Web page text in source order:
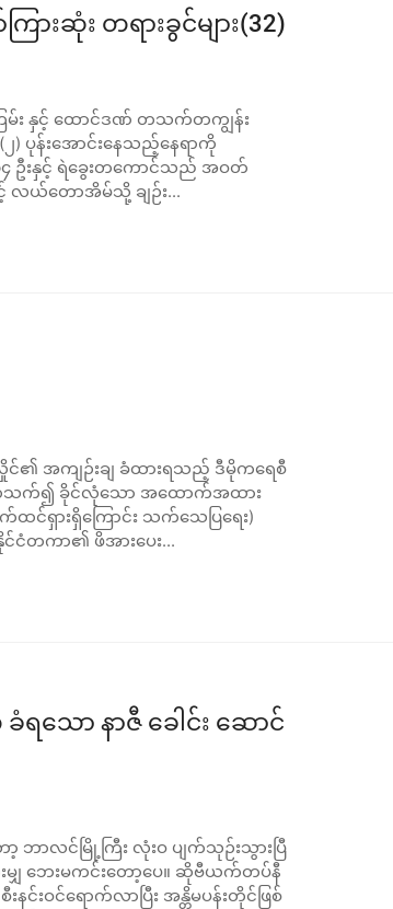
းဆုံး တရားခွင်များ(32)
း နှင့် ထောင်ဒဏ် တသက်တကျွန်း
) ပုန်းအောင်းနေသည့်နေရာကို
၄ ဦးနှင့် ရဲခွေးတကောင်သည် အဝတ်
င့် လယ်တောအိမ်သို့ ချဉ်း...
၏ အကျဉ်းချ ခံထားရသည့် ဒီမိုကရေစီ
ပတ်သက်၍ ခိုင်လုံသော အထောက်အထား
က်ထင်ရှားရှိကြောင်း သက်သေပြရေး)
ငံတကာ၏ ဖိအားပေး...
သော နာဇီ ခေါင်း ‌ဆောင်
ဘာလင်မြို့ကြီး လုံးဝ ပျက်သုဉ်းသွားပြီ
မျှ ဘေးမကင်းတော့ပေ။ ဆိုဗီယက်တပ်နီ
းဝင်ရောက်လာပြီး အန္တိမပန်းတိုင်ဖြစ်